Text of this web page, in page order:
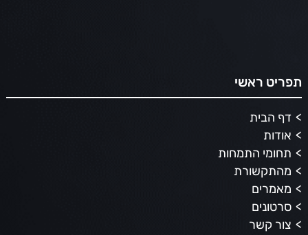
תפריט ראשי
דף הבית
אודות
תחומי התמחות
מהתקשורת
מאמרים
סרטונים
צור קשר